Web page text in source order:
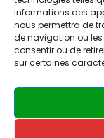
informations des
nous permettra de
de navigation ou les
consentir ou de
sur certaines
Design &